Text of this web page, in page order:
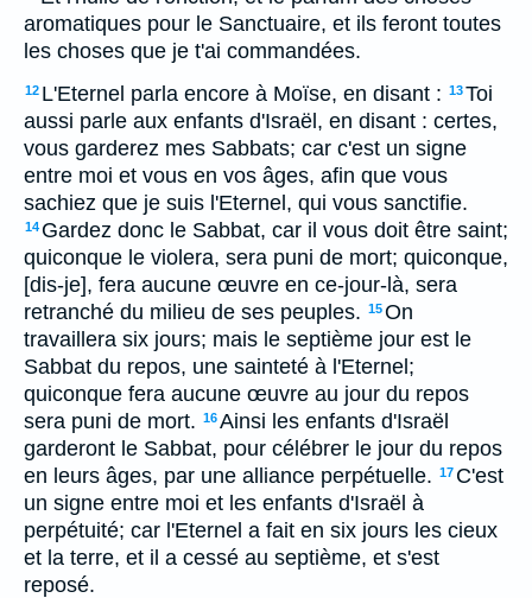
aromatiques pour le Sanctuaire, et ils feront toutes
les choses que je t'ai commandées.
12 L'Eternel parla encore à Moïse, en disant : 13Toi
aussi parle aux enfants d'Israël, en disant : certes,
vous garderez mes Sabbats; car c'est un signe
entre moi et vous en vos âges, afin que vous
sachiez que je suis l'Eternel, qui vous sanctifie.
14 Gardez donc le Sabbat, car il vous doit être saint;
quiconque le violera, sera puni de mort; quiconque,
[dis-je], fera aucune œuvre en ce-jour-là, sera
retranché du milieu de ses peuples. 15On
travaillera six jours; mais le septième jour est le
Sabbat du repos, une sainteté à l'Eternel;
quiconque fera aucune œuvre au jour du repos
sera puni de mort. 16Ainsi les enfants d'Israël
garderont le Sabbat, pour célébrer le jour du repos
en leurs âges, par une alliance perpétuelle. 17 C'est
un signe entre moi et les enfants d'Israël à
perpétuité; car l'Eternel a fait en six jours les cieux
et la terre, et il a cessé au septième, et s'est
reposé.